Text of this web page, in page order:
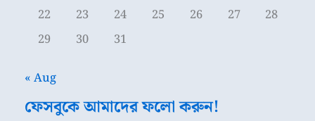
22
23 24 25 26 27
28
29
30 31
« Aug
ফেসবুকে আমাদের ফলো করুন!